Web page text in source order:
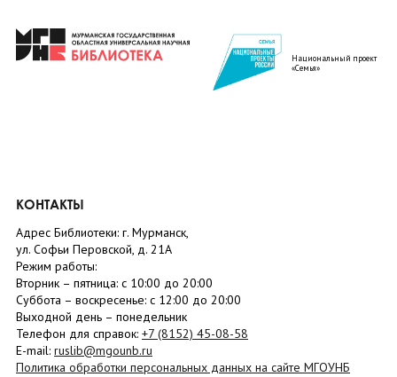
Национальный проект
«Семья»
КОНТАКТЫ
Адрес Библиотеки: г. Мурманск,
ул. Софьи Перовской, д. 21А
Режим работы:
Вторник – пятница: с 10:00 до 20:00
Суббота – воскресенье: c 12:00 до 20:00
Выходной день – понедельник
Телефон для справок: +7 (8152) 45-08-58
E-mail: ruslib@mgounb.ru
Политика обработки персональных данных на сайте МГОУНБ